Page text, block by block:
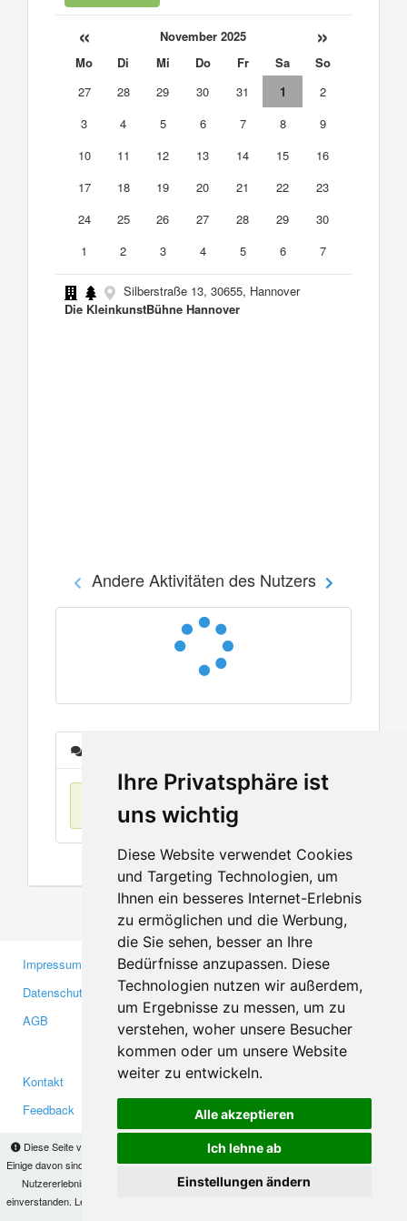
Ihre Privatsphäre ist
uns wichtig
Diese Website verwendet Cookies
und Targeting Technologien, um
Ihnen ein besseres Internet-Erlebnis
zu ermöglichen und die Werbung,
die Sie sehen, besser an Ihre
Bedürfnisse anzupassen. Diese
Technologien nutzen wir außerdem,
um Ergebnisse zu messen, um zu
verstehen, woher unsere Besucher
kommen oder um unsere Website
weiter zu entwickeln.
Alle akzeptieren
Ich lehne ab
Einstellungen ändern
Diese Seite verwendet Cookies, um Informationen auf Ihrem Computer zu speichern.
Einige davon sind notwendig, damit unsere Seite funktioniert, andere helfen uns dabei, das
Nutzererlebnis zu verbessern. Mit der Nutzung dieser Seite erklären Sie sich damit
einverstanden. Lesen Sie unsere
« November 2025 »
Mo Di Mi Do Fr Sa
So
27
28 29 30 31 1
2
3
4 5 6 7 8
9
10
11 12 13 14 15
16
17
18 19 20 21 22
23
24
25 26 27 28 29
30
1
2 3 4 5 6 7
Silberstraße 13, 30655, Hannover
Die KleinkunstBühne Hannover
Andere Aktivitäten des Nutzers
Keine Einträge
Impressum
Datenschutzerklärung
AGB
Gewerbetreibende
Investoren
Medien
Kontakt
Feedback
Facebook
Twitter
YouTube
Google+